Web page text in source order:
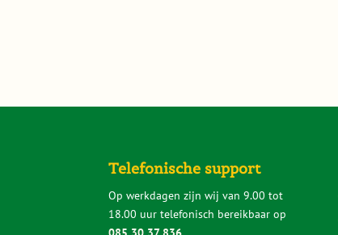
Telefonische support
Op werkdagen zijn wij van 9.00 tot
18.00 uur telefonisch bereikbaar op